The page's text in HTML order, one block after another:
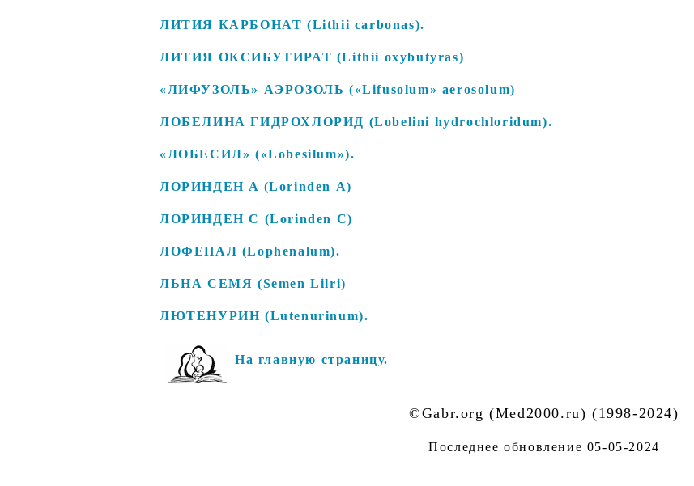
ЛИТИЯ КАРБОНАТ (Lithii carbonas).
ЛИТИЯ ОКСИБУТИРАТ (Lithii oxybutyras)
«ЛИФУЗОЛЬ» АЭРОЗОЛЬ («Lifusolum» aerosolum)
ЛОБЕЛИНА ГИДРОХЛОРИД (Lobelini hydrochloridum).
«ЛОБЕСИЛ» («Lobesilum»).
ЛОРИНДЕН A (Lorinden А)
ЛОРИНДЕН С (Lorinden С)
ЛОФЕНАЛ (Lophenalum).
ЛЬНА СЕМЯ (Semen Lilri)
ЛЮТЕНУРИН (Lutenurinum).
На главную страницу.
©Gabr.org (Med2000.ru) (1998-2024)
Последнее обновление 05-05-2024